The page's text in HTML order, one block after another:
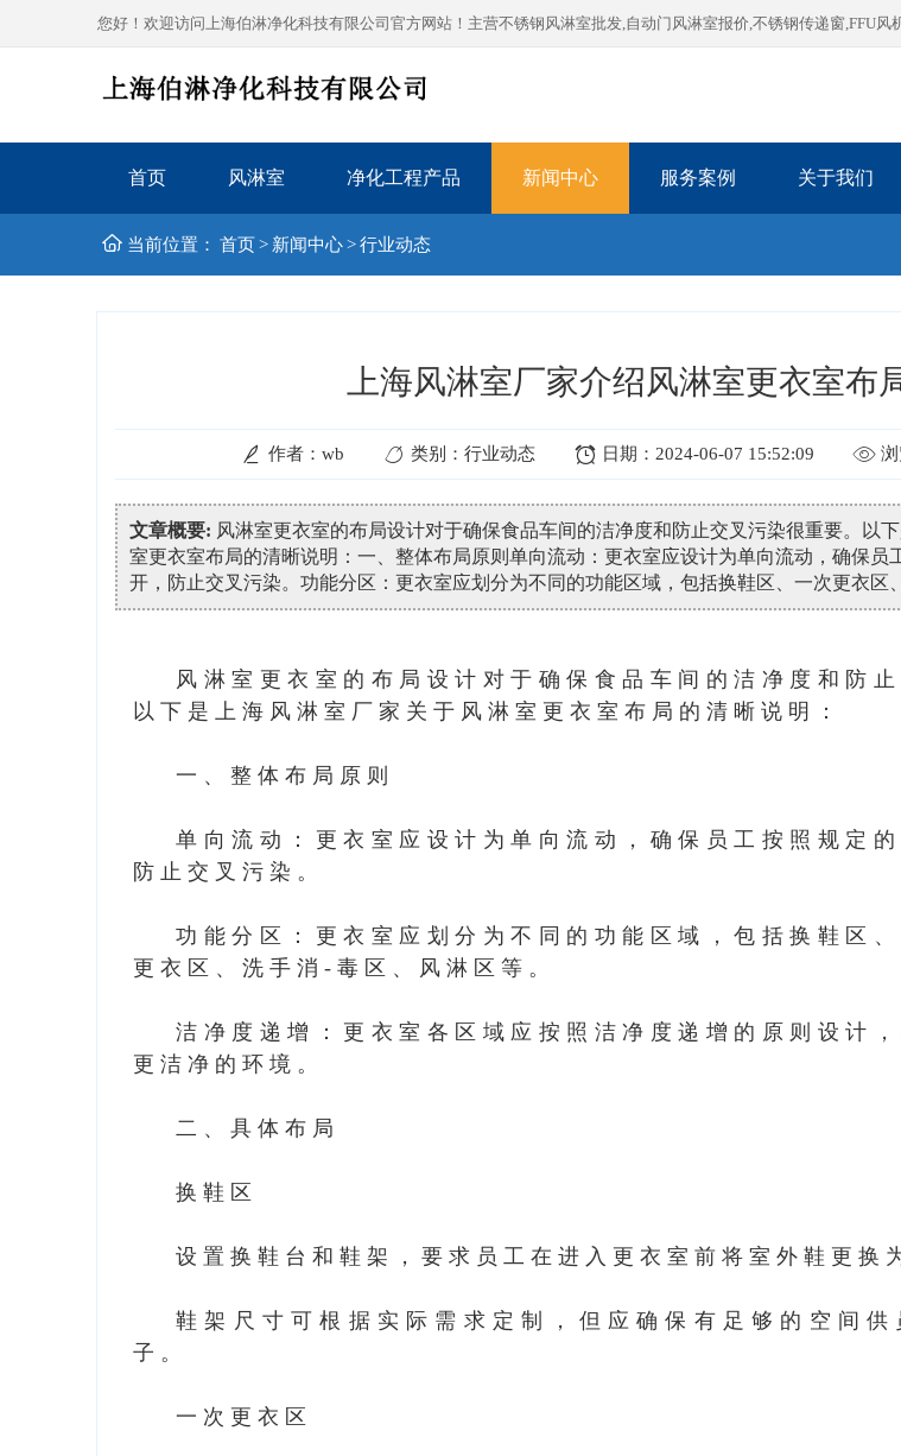
您好！欢迎访问上海伯淋净化科技有限公司官方网站！主营不锈钢风淋室批发,自动门风淋室报价,不锈钢传递窗,FFU风
首页 风淋室 净化工程产品 新闻中心 服务案例 关于我们
当前位置： 首页> 新闻中心>行业动态
上海风淋室厂家介绍风淋室更衣室布
作者：wb 类别：行业动态 日期：2024-06-07 15:52:09 浏
文章概要: 风淋室更衣室的布局设计对于确保食品车间的洁净度和防止交叉污染很重要。以
室更衣室布局的清晰说明：一、整体布局原则单向流动：更衣室应设计为单向流动，确保员
开，防止交叉污染。功能分区：更衣室应划分为不同的功能区域，包括换鞋区、一次更衣区
风淋室更衣室的布局设计对于确保食品车间的洁净度和防
以下是 上海风淋室厂家 关于风淋室更衣室布局的清晰说明：
一、整体布局原则
单向流动：更衣室应设计为单向流动，确保员工按照规定的
防止交叉污染。
功能分区：更衣室应划分为不同的功能区域，包括换鞋区
更衣区、洗手消-毒区、风淋区等。
洁净度递增：更衣室各区域应按照洁净度递增的原则设计
更洁净的环境。
二、具体布局
换鞋区
设置换鞋台和鞋架，要求员工在进入更衣室前将室外鞋更换
鞋架尺寸可根据实际需求定制，但应确保有足够的空间供
子。
一次更衣区